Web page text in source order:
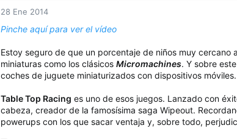
28 Ene 2014
Pinche aquí para ver el vídeo
Estoy seguro de que un porcentaje de niños muy
miniaturas como los clásicos Micromachines. Y sobre
coches de juguete miniaturizados con dispositivos móviles.
Table Top Racing es uno de esos juegos. Lanzado con
cabeza, creador de la famosísima saga Wipeout.
powerups con los que sacar ventaja y, sobre todo,